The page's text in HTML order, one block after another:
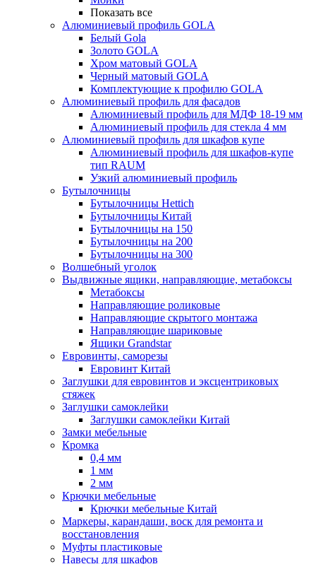
Показать все
Алюминиевый профиль GOLA
Белый Gola
Золото GOLA
Хром матовый GOLA
Черный матовый GOLA
Комплектующие к профилю GOLA
Алюминиевый профиль для фасадов
Алюминиевый профиль для МДФ 18-19 мм
Алюминиевый профиль для стекла 4 мм
Алюминиевый профиль для шкафов купе
Алюминиевый профиль для шкафов-купе
тип RAUM
Узкий алюминиевый профиль
Бутылочницы
Бутылочницы Hettich
Бутылочницы Китай
Бутылочницы на 150
Бутылочницы на 200
Бутылочницы на 300
Волшебный уголок
Выдвижные ящики, направляющие, метабоксы
Метабоксы
Направляющие роликовые
Направляющие скрытого монтажа
Направляющие шариковые
Ящики Grandstar
Евровинты, саморезы
Евровинт Китай
Заглушки для евровинтов и эксцентриковых
стяжек
Заглушки самоклейки
Заглушки самоклейки Китай
Замки мебельные
Кромка
0,4 мм
1 мм
2 мм
Крючки мебельные
Крючки мебельные Китай
Маркеры, карандаши, воск для ремонта и
восстановления
Муфты пластиковые
Навесы для шкафов